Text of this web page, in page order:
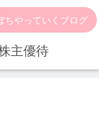
ちやっていくブログ
主優待